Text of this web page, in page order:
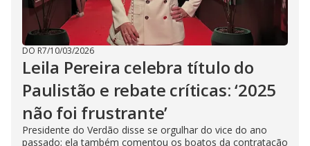
DO R7/10/03/2026
Leila Pereira celebra título do
Paulistão e rebate críticas: ‘2025
não foi frustrante’
Presidente do Verdão disse se orgulhar do vice do ano
passado; ela também comentou os boatos da contratação